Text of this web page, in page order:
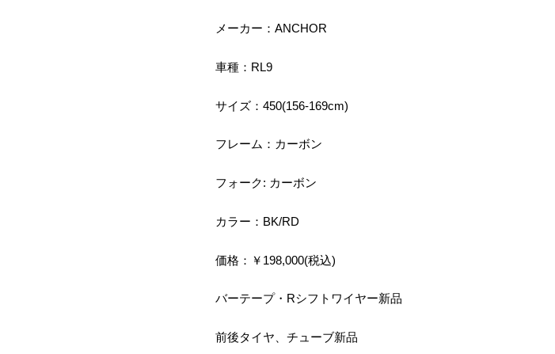
メーカー：ANCHOR
車種：RL9
サイズ：450(156-169cm)
フレーム：カーボン
フォーク: カーボン
カラー：BK/RD
価格：￥198,000(税込)
バーテープ・Rシフトワイヤー新品
前後タイヤ、チューブ新品